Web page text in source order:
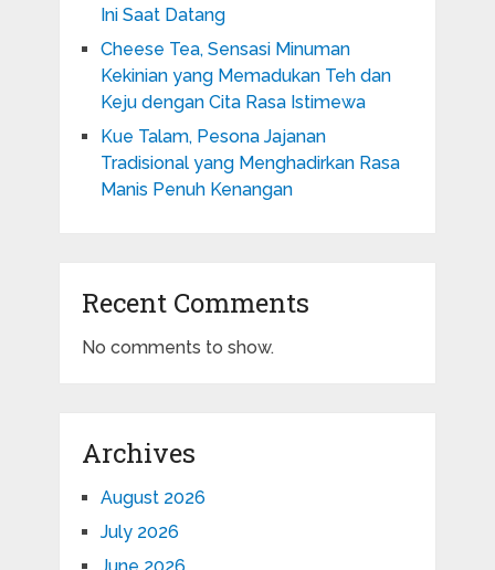
Ini Saat Datang
Cheese Tea, Sensasi Minuman
Kekinian yang Memadukan Teh dan
Keju dengan Cita Rasa Istimewa
Kue Talam, Pesona Jajanan
Tradisional yang Menghadirkan Rasa
Manis Penuh Kenangan
Recent Comments
No comments to show.
Archives
August 2026
July 2026